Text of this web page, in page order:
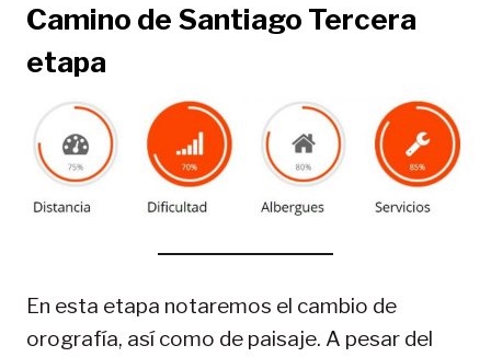
Camino de Santiago Tercera
etapa
En esta etapa notaremos el cambio de
orografía, así como de paisaje. A pesar del